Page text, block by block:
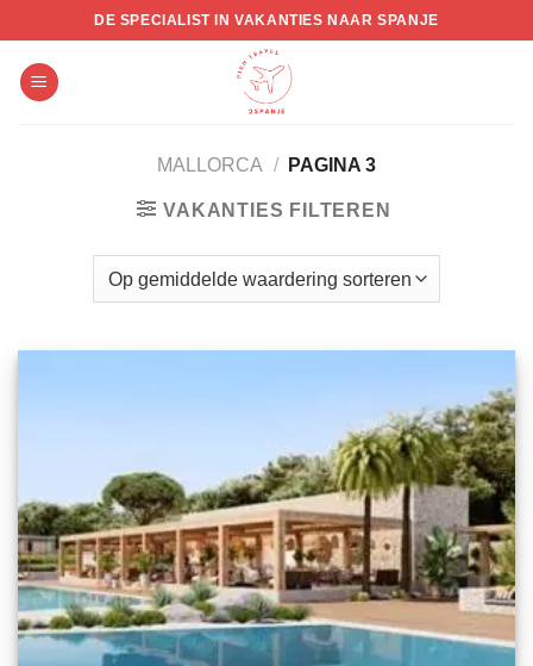
to
content
DE SPECIALIST IN VAKANTIES NAAR SPANJE
MALLORCA / PAGINA 3
VAKANTIES FILTEREN